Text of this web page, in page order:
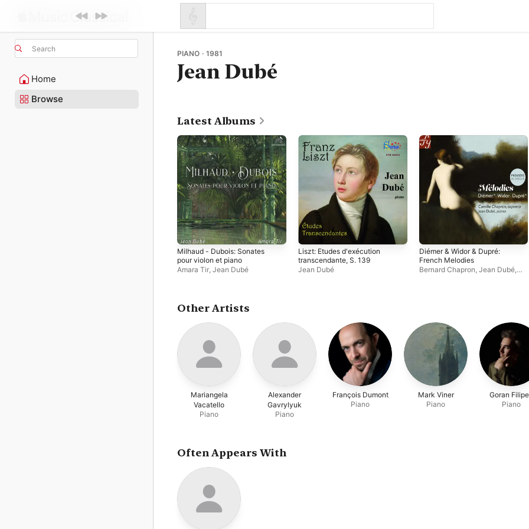
Search
Home
Browse
PIANO · 1981
Jean Dubé
Latest Albums
Milhaud - Dubois: Sonates
pour violon et piano
Amara Tir Jean Dubé
Liszt: Etudes d'exécution
transcendante, S. 139
Jean Dubé
Diémer & Widor & Dupré:
French Melodies
Bernard Chapron Jean Dubé,
Other Artists
Mariangela
Vacatello
Piano
Alexander
Gavrylyuk
Piano
François Dumont
Piano
Mark Viner
Piano
Goran
Piano
Often Appears With